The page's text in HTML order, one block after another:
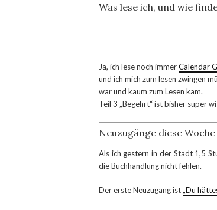
Was lese ich, und wie
Ja, ich lese noch immerCalendar
und ich mich zum lesen zwingen
war und kaum zum Lesen kam.
Teil 3 „Begehrt“ ist bisher super
Neuzugänge diese Woche
Als ich gestern in der Stadt 1,5
die Buchhandlung nicht fehlen.
Der erste Neuzugang ist „Du